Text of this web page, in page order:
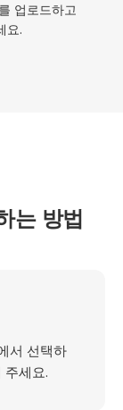
업로드하고
요.
는 방법
서 선택하
주세요.